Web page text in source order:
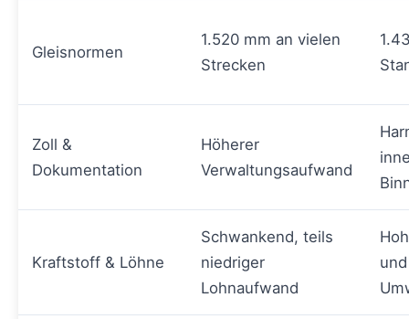
Gleisnormen
1.520 mm an vielen
Strecken
Zoll &
Dokumentation
Höherer
Verwaltungsaufwand
Kraftstoff & Löhne
Schwankend, teils
niedriger
Lohnaufwand
und